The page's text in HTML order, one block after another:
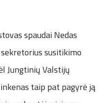
spaudai Nedas
susitikimo
Jungtinių Valstijų
taip pat pagyrė ją